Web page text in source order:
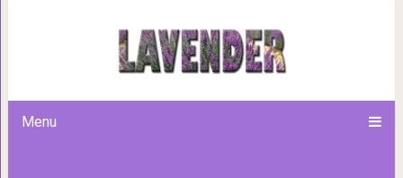
Menu
5 опасных ошибок ночного